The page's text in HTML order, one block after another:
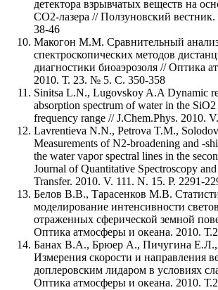
детектора взрывчатых веществ на
CO2-лазера // Ползуновский
38-46
Макогон М.М. Сравнительный
спектроскопических методов
диагностики биоаэрозоля // Оптика
2010. Т. 23. № 5. С. 350-358
Sinitsa L.N., Lugovskoy A.A Dynamic
absorption spectrum of water in the
frequency range // J.Chem.Phys. 2010.
Lavrentieva N.N., Petrova T.M.,
Measurements of N2-broadening and -
the water vapor spectral lines in the
Journal of Quantitative Spectroscopy
Transfer. 2010. V. 111. N. 15. P. 2291-
Белов В.В., Тарасенков М.В.
моделирование интенсивности
отраженных сферической земной
Оптика атмосферы и океана. 2010.
Банах В.А., Брюер А., Пичугина
Измерения скорости и направления
доплеровским лидаром в условиях
Оптика атмосферы и океана. 2010.